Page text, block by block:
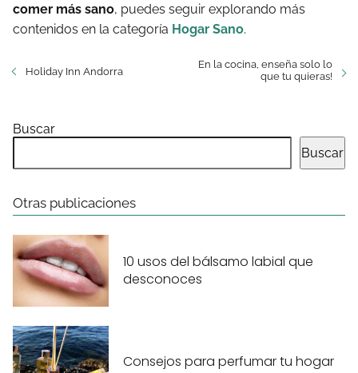
comer más sano, puedes seguir explorando más
contenidos en la categoría Hogar Sano.
Holiday Inn Andorra
En la cocina, enseña solo lo
que tu quieras!
Buscar
Buscar
Otras publicaciones
10 usos del bálsamo labial que
desconoces
Consejos para perfumar tu hogar